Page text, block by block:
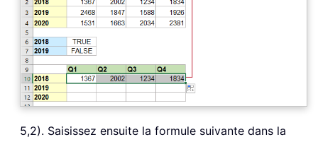
5,2). Saisissez ensuite la formule suivante dans la